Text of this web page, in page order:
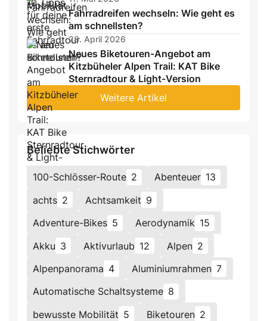
Fahrradreifen wechseln: Wie geht es
am schnellsten?
28. April 2026
Neues Biketouren-Angebot am
Kitzbüheler Alpen Trail: KAT Bike
Sternradtour & Light-Version
Weitere Artikel
Beliebte Stichwörter
100-Schlösser-Route 2 Abenteuer 13
achts 2 Achtsamkeit 9
Adventure-Bikes 5 Aerodynamik 15
Akku 3 Aktivurlaub 12 Alpen 2
Alpenpanorama 4 Aluminiumrahmen 7
Automatische Schaltsysteme 8
bewusste Mobilität 5 Biketouren 2